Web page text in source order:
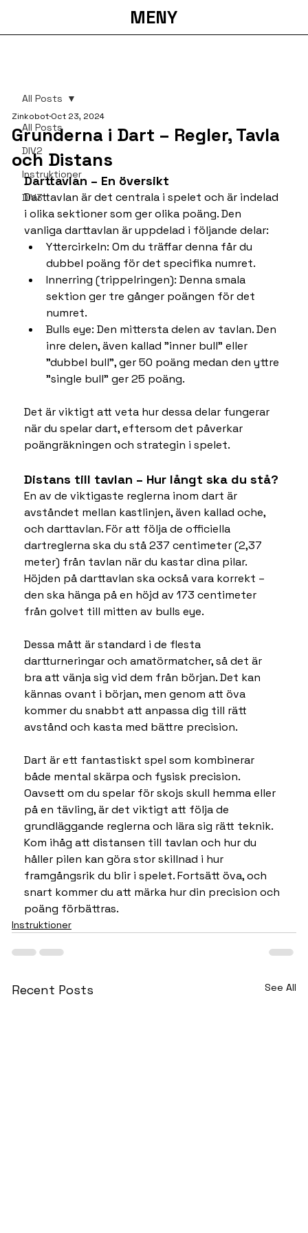
MENY
All Posts
DIV2
Instruktioner
DIV3
All Posts
Grunderna i Dart – Regler, Tavla
och Distans
ZinkobotOct 23, 2024
Darttavlan – En översikt
Darttavlan är det centrala i spelet och är indelad
i olika sektioner som ger olika poäng. Den
vanliga darttavlan är uppdelad i följande delar:
Yttercirkeln: Om du träffar denna får du
dubbel poäng för det specifika numret.
Innerring (trippelringen): Denna smala
sektion ger tre gånger poängen för det
numret.
Bulls eye: Den mittersta delen av tavlan. Den
inre delen, även kallad "inner bull" eller
"dubbel bull", ger 50 poäng medan den yttre
"single bull" ger 25 poäng.
Det är viktigt att veta hur dessa delar fungerar
när du spelar dart, eftersom det påverkar
poängräkningen och strategin i spelet.
Distans till tavlan – Hur långt ska du stå?
En av de viktigaste reglerna inom dart är
avståndet mellan kastlinjen, även kallad oche,
och darttavlan. För att följa de officiella
dartreglerna ska du stå 237 centimeter (2,37
meter) från tavlan när du kastar dina pilar.
Höjden på darttavlan ska också vara korrekt –
den ska hänga på en höjd av 173 centimeter
från golvet till mitten av bulls eye.
Dessa mått är standard i de flesta
dartturneringar och amatörmatcher, så det är
bra att vänja sig vid dem från början. Det kan
kännas ovant i början, men genom att öva
kommer du snabbt att anpassa dig till rätt
avstånd och kasta med bättre precision.
Dart är ett fantastiskt spel som kombinerar
både mental skärpa och fysisk precision.
Oavsett om du spelar för skojs skull hemma eller
på en tävling, är det viktigt att följa de
grundläggande reglerna och lära sig rätt teknik.
Kom ihåg att distansen till tavlan och hur du
håller pilen kan göra stor skillnad i hur
framgångsrik du blir i spelet. Fortsätt öva, och
snart kommer du att märka hur din precision och
poäng förbättras.
Instruktioner
Recent Posts See All